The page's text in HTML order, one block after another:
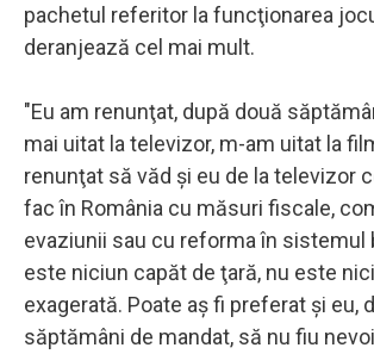
pachetul referitor la funcţionarea
deranjează cel mai mult.
"Eu am renunţat, după două
mai uitat la televizor, m-am uitat la
renunţat să văd şi eu de la televizor
fac în România cu măsuri fiscale,
evaziunii sau cu reforma în sistemul
este niciun capăt de ţară, nu este
exagerată. Poate aş fi preferat şi eu,
săptămâni de mandat, să nu fiu